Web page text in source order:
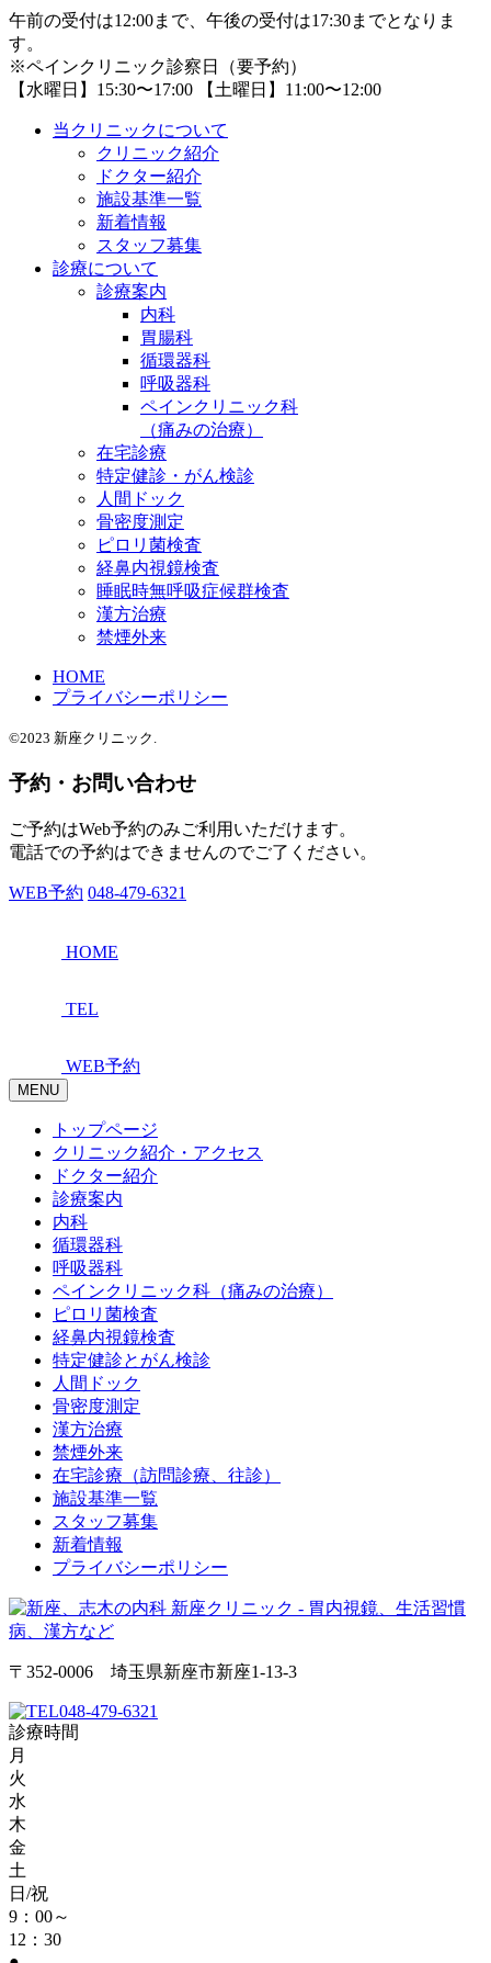
午前の受付は12:00まで、午後の受付は17:30までとなりま
す。
※ペインクリニック診察日（要予約）
【水曜日】15:30〜17:00 【土曜日】11:00〜12:00
当クリニックについて
クリニック紹介
ドクター紹介
施設基準一覧
新着情報
スタッフ募集
診療について
診療案内
内科
胃腸科
循環器科
呼吸器科
ペインクリニック科
（痛みの治療）
在宅診療
特定健診・がん検診
人間ドック
骨密度測定
ピロリ菌検査
経鼻内視鏡検査
睡眠時無呼吸症候群検査
漢方治療
禁煙外来
HOME
プライバシーポリシー
©2023 新座クリニック.
予約・お問い合わせ
ご予約はWeb予約のみご利用いただけます。
電話での予約はできませんのでご了ください。
WEB予約 048-479-6321
HOME
TEL
WEB予約
MENU
トップページ
クリニック紹介・アクセス
ドクター紹介
診療案内
内科
循環器科
呼吸器科
ペインクリニック科（痛みの治療）
ピロリ菌検査
経鼻内視鏡検査
特定健診とがん検診
人間ドック
骨密度測定
漢方治療
禁煙外来
在宅診療（訪問診療、往診）
施設基準一覧
スタッフ募集
新着情報
プライバシーポリシー
〒352-0006 埼玉県新座市新座1-13-3
048-479-6321
診療時間
月
火
水
木
金
土
日/祝
9：00～
12：30